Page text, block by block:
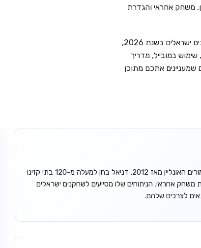
משחק אחראי והגדרת
בעמוד זה ריכזנו את 6 בתי הקזינו המקוונים המובילים המתאימים לשחקנים ישראלים בשנת 2026,
במובייל, מדריך
שמעניינים אתכם מתוכן
דניאל גורדון הוא אנליסט עצמאי המתמחה בשוק ההימורים האונליין מאז 2012. דניאל בחן למעלה מ-120 בתי קזינו
משחק אחראי. הניתוחים שלו מסייעים לשחקנים ישראלים
לצרכים שלהם.